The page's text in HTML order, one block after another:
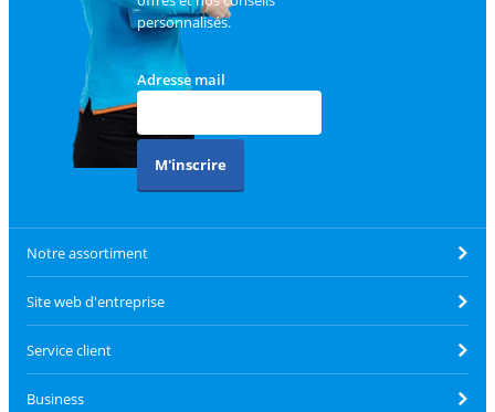
personnalisés.
Adresse mail
M'inscrire
Notre assortiment
Site web d'entreprise
Service client
Business